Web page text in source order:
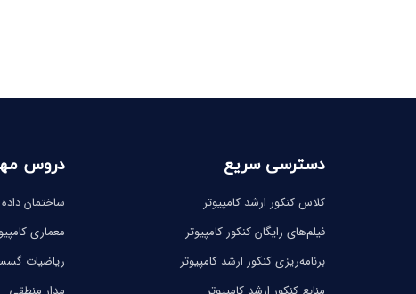
دسترسی سریع
کلاس کنکور ارشد کامپیوتر
فیلم‌های رایگان کنکور کامپیوتر
برنامه‌ریزی کنکور ارشد کامپیوتر
دروس
ساختمان داده
معماری
ریاضیات